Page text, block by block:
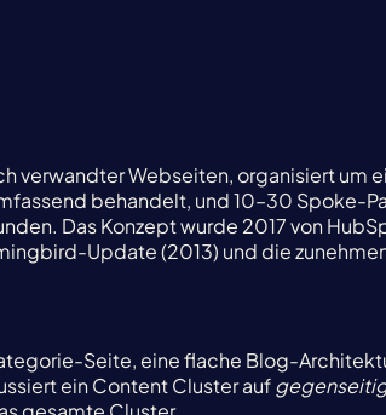
verwandter Webseiten, organisiert um
behandelt, und 10–30
Das Konzept wurde 2017 von
Update (2013) und die
Seite, eine flache Blog-
ein Content Cluster auf